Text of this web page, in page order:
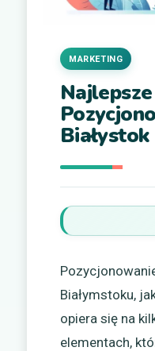
Najlepsze
Białystok
MARKETING
Białymstoku,
opiera się na
elementach,